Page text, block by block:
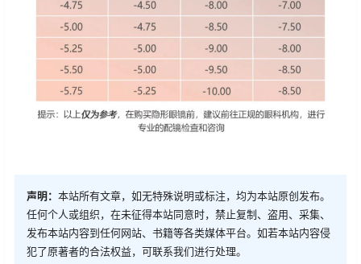
声明： 本站所有文章，如无特殊说明或标注，均为本站原创发布。
任何个人或组织，在未征得本站同意时，禁止复制、盗用、采集、
发布本站内容到任何网站、书籍等各类媒体平台。如若本站内容侵
犯了原著者的合法权益，可联系我们进行处理。